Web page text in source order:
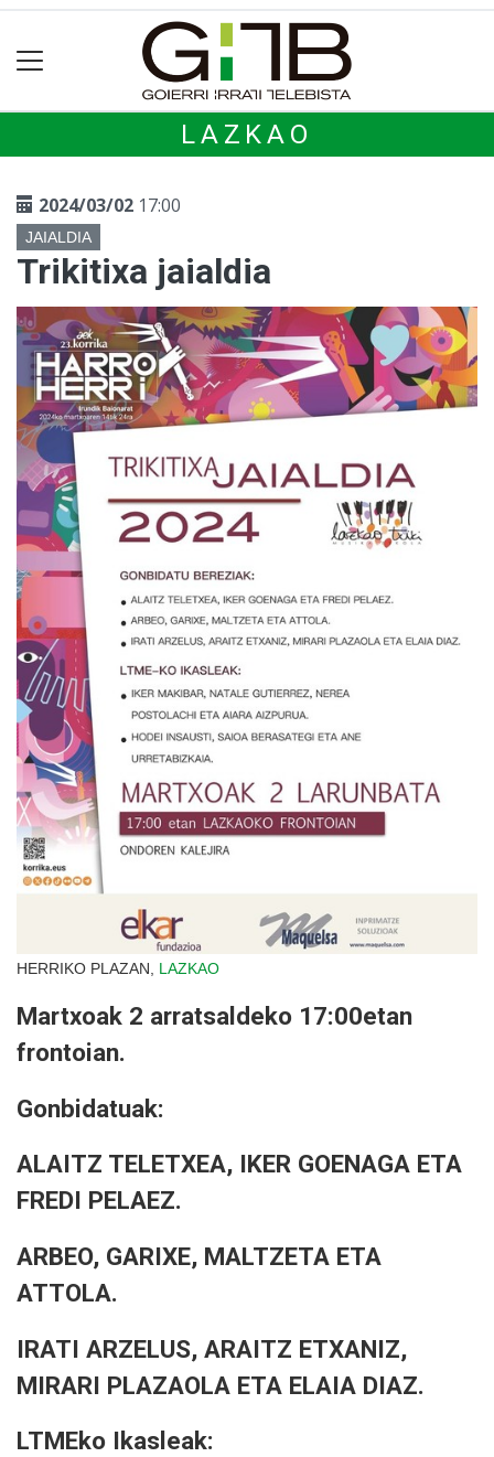
LAZKAO
2024/03/02 17:00
JAIALDIA
Trikitixa jaialdia
HERRIKO PLAZAN, LAZKAO
Martxoak 2 arratsaldeko 17:00etan
frontoian.
Gonbidatuak:
ALAITZ TELETXEA, IKER GOENAGA ETA
FREDI PELAEZ.
ARBEO, GARIXE, MALTZETA ETA
ATTOLA.
IRATI ARZELUS, ARAITZ ETXANIZ,
MIRARI PLAZAOLA ETA ELAIA DIAZ.
LTMEko Ikasleak: